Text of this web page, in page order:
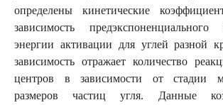
определены кинетические
зависимость
энергии активации для углей разной
зависимость отражает количество
центров в зависимости от стадии
размеров частиц угля. Данные